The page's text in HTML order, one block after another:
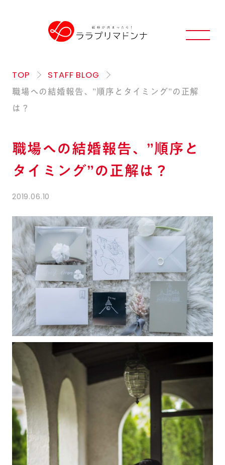
TOP STAFF BLOG
職場への結婚報告、”順序とタイミング”の正解
は？
職場への結婚報告、”順序と
タイミング”の正解は？
2019.06.10